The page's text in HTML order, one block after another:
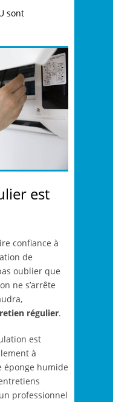
sont
est
confiance à
de
oublier que
ne s’arrête
régulier.
est
à
éponge humide
professionnel